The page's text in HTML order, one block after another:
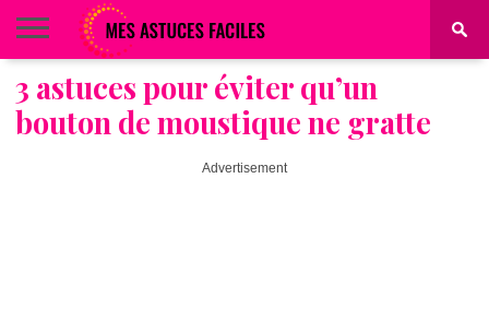
BEAUTÉ
COIFFURE
ALIMENTATION
MAQUILLAGE
MAISON
3 astuces pour éviter qu’un
bouton de moustique ne gratte
Advertisement